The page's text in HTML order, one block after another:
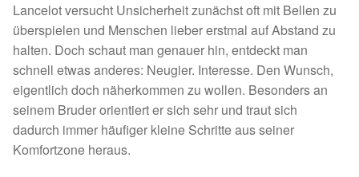
Mittelmeerkrankheiten
Leishmaniose
Qualzucht bei Hunden
Sonderfarben bei Hunden
Lancelot versucht Unsicherheit zunächst oft mit Bellen zu
überspielen und Menschen lieber erstmal auf Abstand zu
halten. Doch schaut man genauer hin, entdeckt man
schnell etwas anderes: Neugier. Interesse. Den Wunsch,
eigentlich doch näherkommen zu wollen. Besonders an
seinem Bruder orientiert er sich sehr und traut sich
dadurch immer häufiger kleine Schritte aus seiner
Komfortzone heraus.